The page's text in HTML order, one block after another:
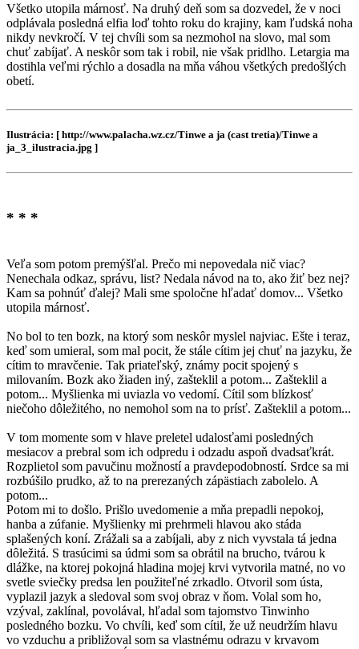
Všetko utopila márnosť. Na druhý deň som sa dozvedel, že v noci
odplávala posledná elfia loď tohto roku do krajiny, kam ľudská noha
nikdy nevkročí. V tej chvíli som sa nezmohol na slovo, mal som
chuť zabíjať. A neskôr som tak i robil, nie však pridlho. Letargia ma
dostihla veľmi rýchlo a dosadla na mňa váhou všetkých predošlých
obetí.
Ilustrácia: [ http://www.palacha.wz.cz/Tinwe a ja (cast tretia)/Tinwe a
ja_3_ilustracia.jpg ]
* * *
Veľa som potom premýšľal. Prečo mi nepovedala nič viac?
Nenechala odkaz, správu, list? Nedala návod na to, ako žiť bez nej?
Kam sa pohnúť ďalej? Mali sme spoločne hľadať domov... Všetko
utopila márnosť.
No bol to ten bozk, na ktorý som neskôr myslel najviac. Ešte i teraz,
keď som umieral, som mal pocit, že stále cítim jej chuť na jazyku, že
cítim to mravčenie. Tak priateľský, známy pocit spojený s
milovaním. Bozk ako žiaden iný, zašteklil a potom... Zašteklil a
potom... Myšlienka mi uviazla vo vedomí. Cítil som blízkosť
niečoho dôležitého, no nemohol som na to prísť. Zašteklil a potom...
V tom momente som v hlave preletel udalosťami posledných
mesiacov a prebral som ich odpredu i odzadu aspoň dvadsaťkrát.
Rozplietol som pavučinu možností a pravdepodobností. Srdce sa mi
rozbúšilo prudko, až to na prerezaných zápästiach zabolelo. A
potom...
Potom mi to došlo. Prišlo uvedomenie a mňa prepadli nepokoj,
hanba a zúfanie. Myšlienky mi prehrmeli hlavou ako stáda
splašených koní. Zrážali sa a zabíjali, aby z nich vyvstala tá jedna
dôležitá. S trasúcimi sa údmi som sa obrátil na brucho, tvárou k
dlážke, na ktorej pokojná hladina mojej krvi vytvorila matné, no vo
svetle sviečky predsa len použiteľné zrkadlo. Otvoril som ústa,
vyplazil jazyk a sledoval som svoj obraz v ňom. Volal som ho,
vzýval, zaklínal, povolával, hľadal som tajomstvo Tinwinho
posledného bozku. Vo chvíli, keď som cítil, že už neudržím hlavu
vo vzduchu a približoval som sa vlastnému odrazu v krvavom